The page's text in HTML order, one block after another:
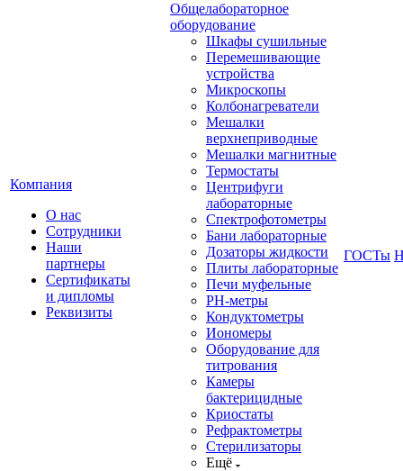
Компания
О нас
Сотрудники
Наши
партнеры
Сертификаты
и дипломы
Реквизиты
Общелабораторное
оборудование
Шкафы сушильные
Перемешивающие
устройства
Микроскопы
Колбонагреватели
Мешалки
верхнеприводные
Мешалки магнитные
Термостаты
Центрифуги
лабораторные
Спектрофотометры
Бани лабораторные
Дозаторы жидкости
Плиты лабораторные
Печи муфельные
РН-метры
Кондуктометры
Иономеры
Оборудование для
титрования
Камеры
бактерицидные
Криостаты
Рефрактометры
Стерилизаторы
Ещё
ГОСТы